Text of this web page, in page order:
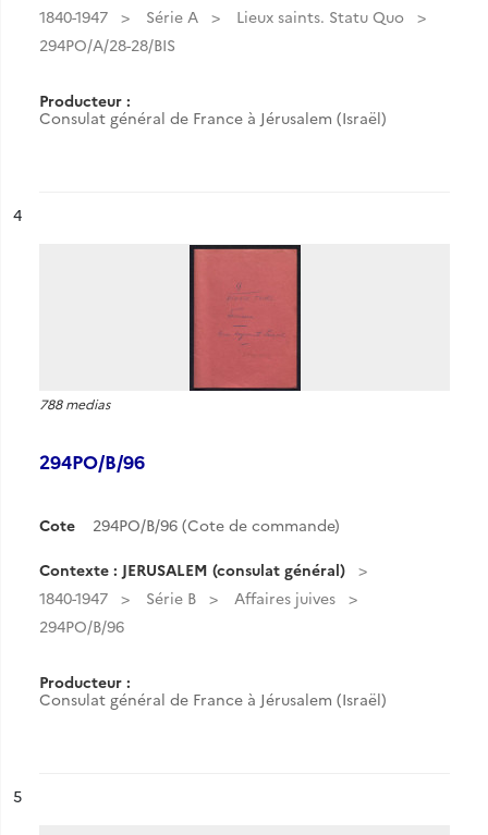
1840-1947
Série A
Lieux saints. Statu Quo
294PO/A/28-28/BIS
Producteur :
Consulat général de France à Jérusalem (Israël)
n°
4
788 medias
294PO/B/96
Cote 294PO/B/96 (Cote de commande)
Contexte : JERUSALEM (consulat général)
1840-1947
Série B
Affaires juives
294PO/B/96
Producteur :
Consulat général de France à Jérusalem (Israël)
n°
5